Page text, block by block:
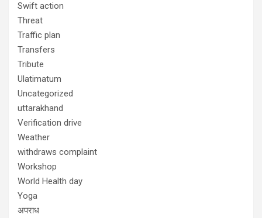
Swift action
Threat
Traffic plan
Transfers
Tribute
Ulatimatum
Uncategorized
uttarakhand
Verification drive
Weather
withdraws complaint
Workshop
World Health day
Yoga
अपराध